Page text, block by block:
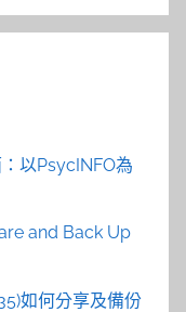
以PsycINFO為
and Back Up
如何分享及備份